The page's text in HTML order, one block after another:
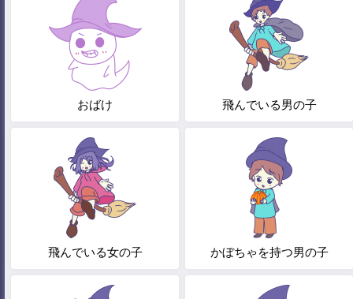
おばけ 飛んでいる男の子
飛んでいる女の子 かぼちゃを持つ男の子